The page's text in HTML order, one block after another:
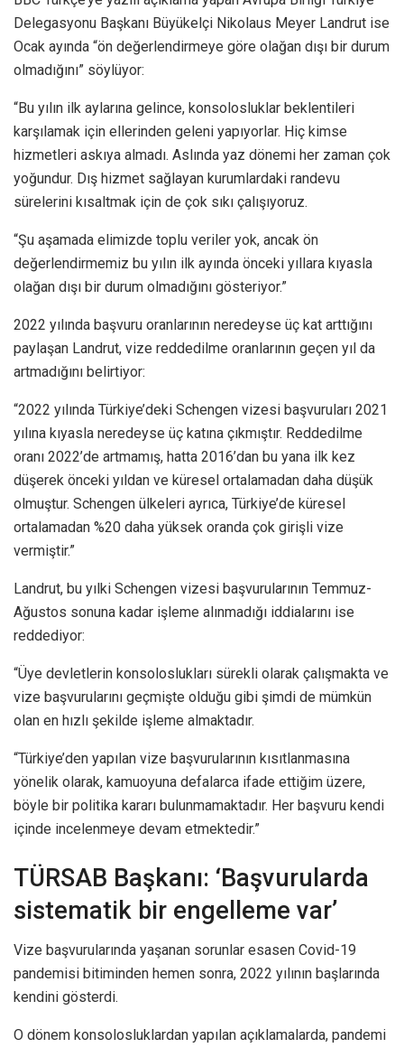
Delegasyonu Başkanı Büyükelçi Nikolaus Meyer Landrut ise
Ocak ayında “ön değerlendirmeye göre olağan dışı bir durum
olmadığını” söylüyor:
“Bu yılın ilk aylarına gelince, konsolosluklar beklentileri
karşılamak için ellerinden geleni yapıyorlar. Hiç kimse
hizmetleri askıya almadı. Aslında yaz dönemi her zaman çok
yoğundur. Dış hizmet sağlayan kurumlardaki randevu
sürelerini kısaltmak için de çok sıkı çalışıyoruz.
“Şu aşamada elimizde toplu veriler yok, ancak ön
değerlendirmemiz bu yılın ilk ayında önceki yıllara kıyasla
olağan dışı bir durum olmadığını gösteriyor.”
2022 yılında başvuru oranlarının neredeyse üç kat arttığını
paylaşan Landrut, vize reddedilme oranlarının geçen yıl da
artmadığını belirtiyor:
“2022 yılında Türkiye’deki Schengen vizesi başvuruları 2021
yılına kıyasla neredeyse üç katına çıkmıştır. Reddedilme
oranı 2022’de artmamış, hatta 2016’dan bu yana ilk kez
düşerek önceki yıldan ve küresel ortalamadan daha düşük
olmuştur. Schengen ülkeleri ayrıca, Türkiye’de küresel
ortalamadan %20 daha yüksek oranda çok girişli vize
vermiştir.”
Landrut, bu yılki Schengen vizesi başvurularının Temmuz-
Ağustos sonuna kadar işleme alınmadığı iddialarını ise
reddediyor:
“Üye devletlerin konsoloslukları sürekli olarak çalışmakta ve
vize başvurularını geçmişte olduğu gibi şimdi de mümkün
olan en hızlı şekilde işleme almaktadır.
“Türkiye’den yapılan vize başvurularının kısıtlanmasına
yönelik olarak, kamuoyuna defalarca ifade ettiğim üzere,
böyle bir politika kararı bulunmamaktadır. Her başvuru kendi
içinde incelenmeye devam etmektedir.”
TÜRSAB Başkanı: ‘Başvurularda
sistematik bir engelleme var’
Vize başvurularında yaşanan sorunlar esasen Covid-19
pandemisi bitiminden hemen sonra, 2022 yılının başlarında
kendini gösterdi.
O dönem konsolosluklardan yapılan açıklamalarda, pandemi